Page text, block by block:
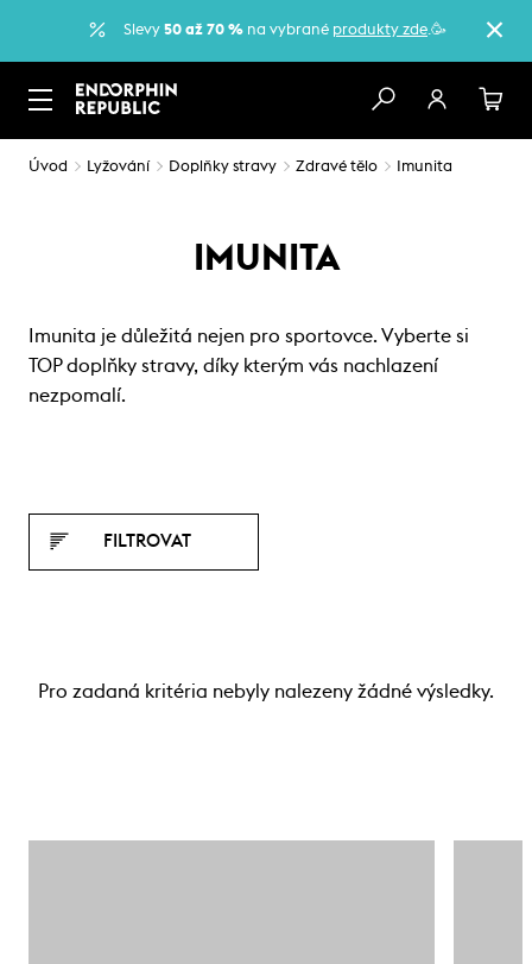
Slevy 50 až 70 % na vybrané produkty zde.🥳
Úvod Lyžování Doplňky stravy Zdravé tělo Imunita
IMUNITA
Imunita je důležitá nejen pro sportovce. Vyberte si
TOP doplňky stravy, díky kterým vás nachlazení
nezpomalí.
FILTROVAT
Pro zadaná kritéria nebyly nalezeny žádné výsledky.